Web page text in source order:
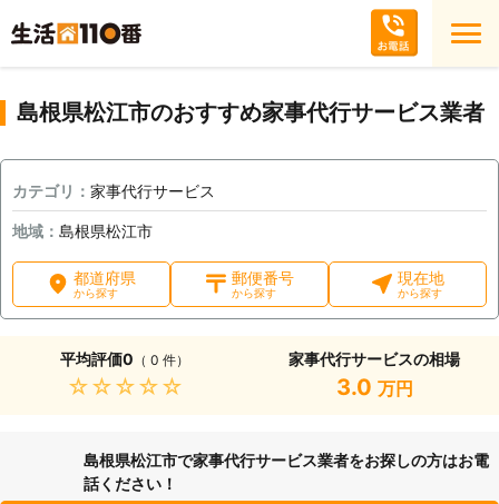
島根県松江市のおすすめ家事代行サービス業者
カテゴリ： 家事代行サービス
地域： 島根県松江市
都道府県
から探す
郵便番号
から探す
現在地
から探す
平均評価0 （ 0 件）
★★★★★
家事代行サービスの相場
3.0 万円
島根県松江市で家事代行サービス業者をお探しの方はお電
話ください！